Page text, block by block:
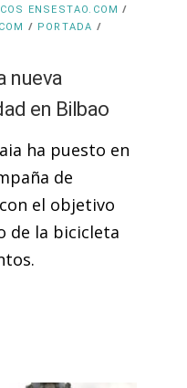
ENSESTAO.COM /
/ PORTADA /
nueva
en Bilbao
ha puesto en
de
el objetivo
de la bicicleta